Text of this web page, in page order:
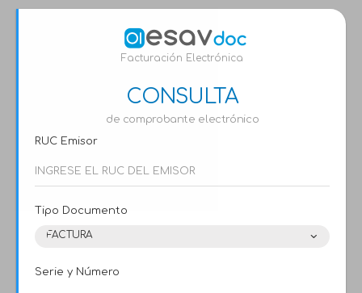
Facturación Electrónica
CONSULTA
de comprobante electrónico
RUC Emisor
Tipo Documento
FACTURA
Serie y Número